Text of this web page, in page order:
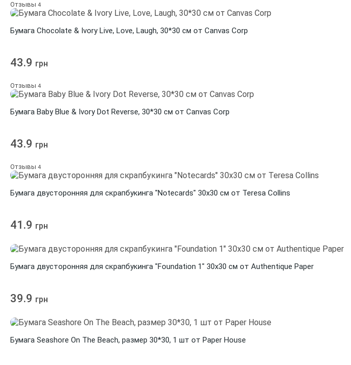
Отзывы 4
Бумага Chocolate & Ivory Live, Love, Laugh, 30*30 см от Canvas Corp
43.9 грн
Отзывы 4
Бумага Baby Blue & Ivory Dot Reverse, 30*30 см от Canvas Corp
43.9 грн
Отзывы 4
Бумага двусторонняя для скрапбукинга "Notecards" 30х30 см от Teresa Collins
41.9 грн
Бумага двусторонняя для скрапбукинга "Foundation 1" 30х30 см от Authentique Paper
39.9 грн
Бумага Seashore On The Beach, размер 30*30, 1 шт от Paper House